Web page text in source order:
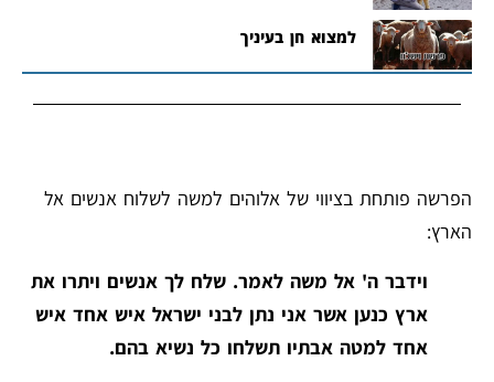
למצוא חן בעיניך
הפרשה פותחת בציווי של אלוהים למשה לשלוח אנשים אל
הארץ:
וידבר ה' אל משה לאמר. שלח לך אנשים ויתרו את
ארץ כנען אשר אני נתן לבני ישראל איש אחד איש
אחד למטה אבתיו תשלחו כל נשיא בהם.